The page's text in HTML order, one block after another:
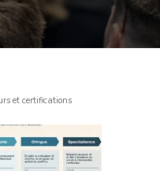
et certifications